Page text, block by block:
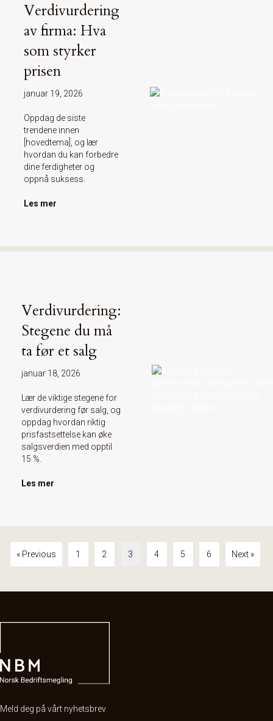
Verdivurdering
av firma: Hva
som styrker
prisen
januar 19, 2026
Oppdag de siste
trendene innen
[hovedtema], og lær
hvordan du kan forbedre
dine ferdigheter og
oppnå suksess.
Les mer
Verdivurdering:
Stegene du må
ta før et salg
januar 18, 2026
Lær de viktige stegene for
verdivurdering før salg, og
oppdag hvordan riktig
prisfastsettelse kan øke
salgsverdien med opptil
15 %.
Les mer
« Previous 1 2 3 4 5 6 Next »
Meld deg på vårt nyhetsbrev